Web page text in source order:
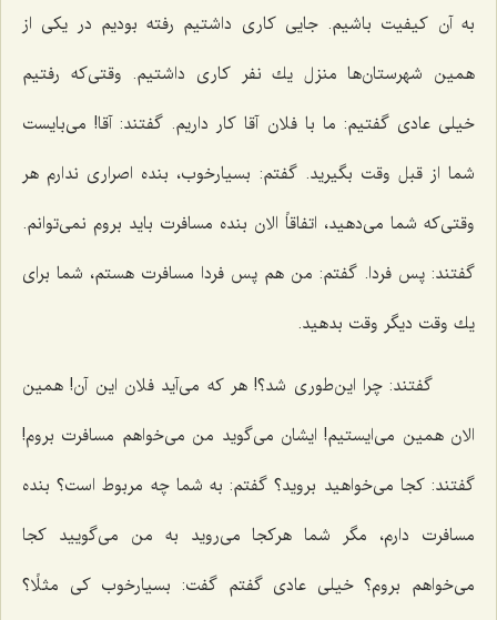
به آن كیفیت باشیم. جایی كاری داشتیم رفته بودیم در یكی از
همین شهرستان‌ها منزل یك نفر كاری داشتیم. وقتی‌كه رفتیم
خیلی عادی گفتیم: ما با فلان آقا كار داریم. گفتند: آقا! می‌بایست
شما از قبل وقت بگیرید. گفتم: بسیارخوب، بنده اصراری ندارم هر
وقتی‌كه شما می‌دهید، اتفاقاً الان بنده مسافرت باید بروم نمی‌توانم.
گفتند: پس فردا. گفتم: من هم پس فردا مسافرت هستم، شما برای
یك وقت دیگر وقت بدهید.
گفتند: چرا این‌طوری شد؟! هر كه می‌آید فلان این آن! همین
الان همین می‌ایستیم! ایشان می‌گوید من می‌خواهم مسافرت بروم!
گفتند: كجا می‌خواهید بروید؟ گفتم: به شما چه مربوط است؟ بنده
مسافرت دارم، مگر شما هركجا می‌روید به من می‌گویید كجا
می‌خواهم بروم؟ خیلی عادی گفتم گفت: بسیارخوب كی مثلًا؟